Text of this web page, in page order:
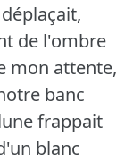
de l'ombre
mon attente,
banc
frappait
blanc